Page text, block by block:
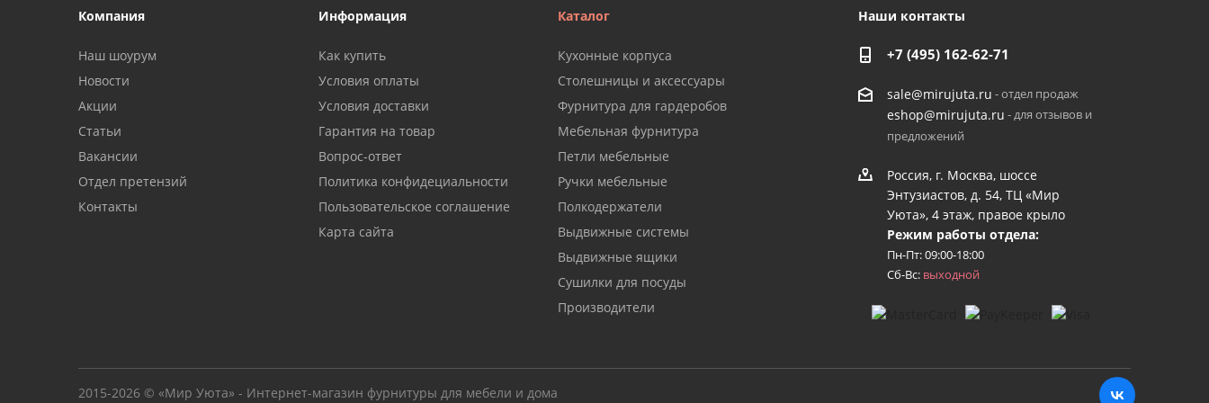
Компания
Наш шоурум
Новости
Акции
Статьи
Вакансии
Отдел претензий
Контакты
Информация
Как купить
Условия оплаты
Условия доставки
Гарантия на товар
Вопрос-ответ
Политика конфидециальности
Пользовательское соглашение
Карта сайта
Каталог
Кухонные корпуса
Столешницы и аксессуары
Фурнитура для гардеробов
Мебельная фурнитура
Петли мебельные
Ручки мебельные
Полкодержатели
Выдвижные системы
Выдвижные ящики
Сушилки для посуды
Производители
Наши контакты
+7 (495) 162-62-71
sale@mirujuta.ru - отдел продаж
eshop@mirujuta.ru - для отзывов и
предложений
Россия, г. Москва, шоссе
Энтузиастов, д. 54, ТЦ «Мир
Уюта», 4 этаж, правое крыло
Режим работы отдела:
Пн-Пт: 09:00-18:00
Сб-Вс: выходной
2015-2026 © «Мир Уюта» - Интернет-магазин фурнитуры для мебели и дома